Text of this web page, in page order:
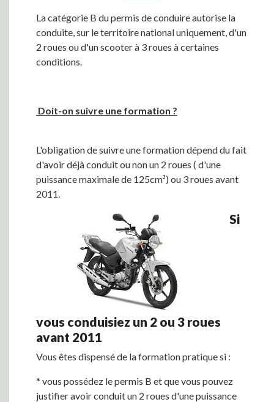
La catégorie B du permis de conduire autorise la
conduite, sur le territoire national uniquement, d'un
2 roues ou d'un scooter à 3 roues à certaines
conditions.
Doit-on suivre une formation ?
L'obligation de suivre une formation dépend du fait
d'avoir déjà conduit ou non un 2 roues ( d'une
puissance maximale de 125cm³) ou 3 roues avant
2011.
Si
vous conduisiez un 2 ou 3 roues
avant 2011
Vous êtes dispensé de la formation pratique si :
* vous possédez le permis B et que vous pouvez
justifier avoir conduit un 2 roues d'une puissance